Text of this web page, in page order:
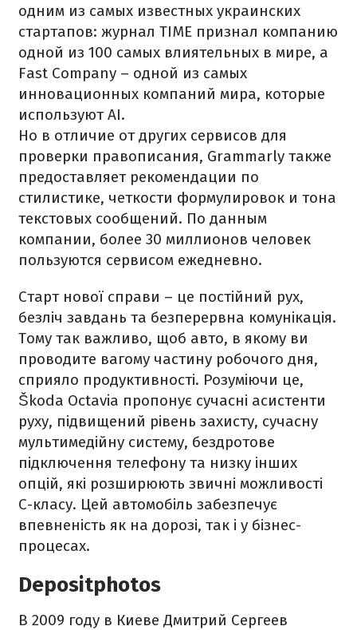
одним из самых известных украинских
стартапов: журнал TIME признал компанию
одной из 100 самых влиятельных в мире, а
Fast Company – одной из самых
инновационных компаний мира, которые
используют AI.
Но в отличие от других сервисов для
проверки правописания, Grammarly также
предоставляет рекомендации по
стилистике, четкости формулировок и тона
текстовых сообщений. По данным
компании, более 30 миллионов человек
пользуются сервисом ежедневно.
Старт нової справи – це постійний рух,
безліч завдань та безперервна комунікація.
Тому так важливо, щоб авто, в якому ви
проводите вагому частину робочого дня,
сприяло продуктивності. Розуміючи це,
Škoda Octavia пропонує сучасні асистенти
руху, підвищений рівень захисту, сучасну
мультимедійну систему, бездротове
підключення телефону та низку інших
опцій, які розширюють звичні можливості
С-класу. Цей автомобіль забезпечує
впевненість як на дорозі, так і у бізнес-
процесах.
Depositphotos
В 2009 году в Киеве Дмитрий Сергеев